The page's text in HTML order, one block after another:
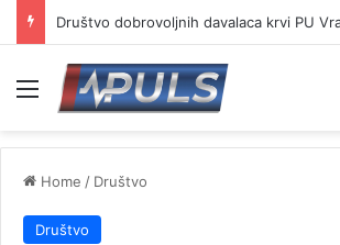
Menu
Home / Društvo
Društvo